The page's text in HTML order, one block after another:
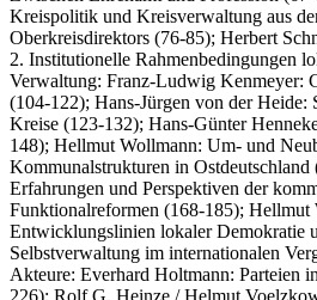
Kreispolitik und Kreisverwaltung aus
Oberkreisdirektors (76-85); Herbert
2. Institutionelle Rahmenbedingungen
Verwaltung: Franz-Ludwig Kenmeyer:
(104-122); Hans-Jürgen von der Heide:
Kreise (123-132); Hans-Günter
148); Hellmut Wollmann: Um- und
Kommunalstrukturen in
Erfahrungen und Perspektiven der
Funktionalreformen (168-185); Hellmut
Entwicklungslinien lokaler Demokratie
Selbstverwaltung im internationalen
Akteure: Everhard Holtmann: Parteien
226); Rolf G. Heinze / Helmut